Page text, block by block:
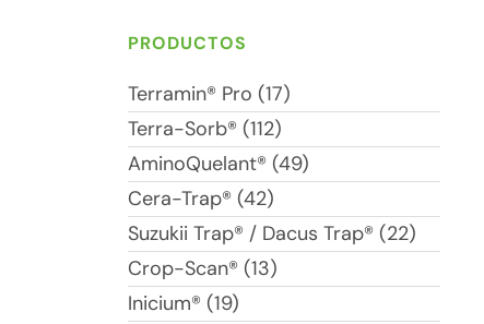
PRODUCTOS
Terramin® Pro (17)
Terra-Sorb® (112)
AminoQuelant® (49)
Cera-Trap® (42)
Suzukii Trap® / Dacus Trap® (22)
Crop-Scan® (13)
Inicium® (19)